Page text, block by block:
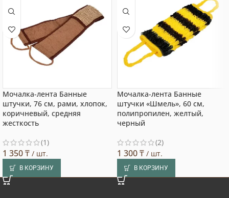
Мочалка-лента Банные
штучки, 76 см, рами, хлопок,
коричневый, средняя
жесткость
(1)
1 350₸ / шт.
В КОРЗИНУ
Мочалка-лента Банные
штучки «Шмель», 60 см,
полипропилен, желтый,
черный
(2)
1 300₸ / шт.
В КОРЗИНУ